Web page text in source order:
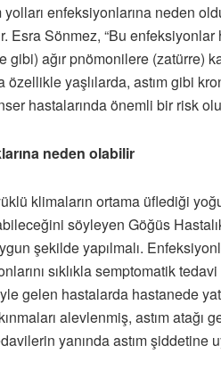
enfeksiyonlarına neden
Esra Sönmez, “Bu
gibi) ağır pnömonilere (zatürre)
yaşlılarda, astım gibi
hastalarında önemli bir risk
neden olabilir
klimaların ortama üflediği
söyleyen Göğüs
şekilde yapılmalı.
sıklıkla semptomatik
gelen hastalarda hastanede
alevlenmiş, astım atağı
yanında astım şiddetine